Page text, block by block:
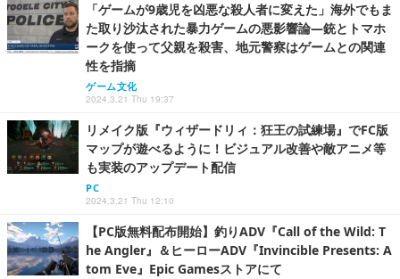
「ゲームが9歳児を凶悪な殺人者に変えた」海外でもま
た取り沙汰された暴力ゲームの悪影響論―銃とトマホ
ークを使って父親を殺害、地元警察はゲームとの関連
性を指摘
ゲーム文化
2024.3.21 Thu 19:37
リメイク版『ウィザードリィ：狂王の試練場』でFC版
マップが遊べるように！ビジュアル改善や敵アニメ等
も実装のアップデート配信
PC
2024.3.21 Thu 12:10
【PC版無料配布開始】釣りADV『Call of the Wild: T
he Angler』＆ヒーローADV『Invincible Presents: A
tom Eve』Epic Gamesストアにて